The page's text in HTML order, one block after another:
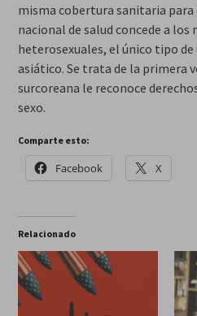
misma cobertura sanitaria para
nacional de salud concede a
heterosexuales, el único tipo
asiático. Se trata de la primera
surcoreana le reconoce
sexo.
Comparte esto:
Facebook X
Relacionado